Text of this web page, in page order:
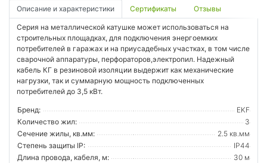
Описание и характеристики Сертификаты Отзывы
Серия на металлической катушке может использоваться на
строительных площадках, для подключения энергоемких
потребителей в гаражах и на приусадебных участках, в том числе
сварочной аппаратуры, перфораторов,электропил. Надежный
кабель КГ в резиновой изоляции выдержит как механические
нагрузки, так и суммарную мощность подключенных
потребителей до 3,5 кВт.
Бренд:
EKF
Количество жил:
3
Сечение жилы, кв.мм:
2.5 кв.мм
Степень защиты IP:
IP44
Длина провода, кабеля, м:
30 м